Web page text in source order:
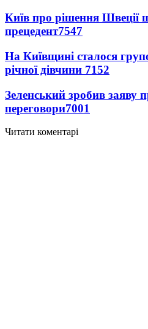
Київ про рішення Швеції
прецедент7547
На Київщині сталося
річної дівчини 7152
Зеленський зробив заяву
переговори7001
Читати коментарі